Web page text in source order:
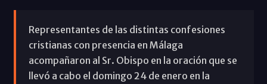
Representantes de las distintas confesiones
cristianas con presencia en Málaga
acompañaron al Sr. Obispo en la oración que se
llevó a cabo el domingo 24 de enero en la